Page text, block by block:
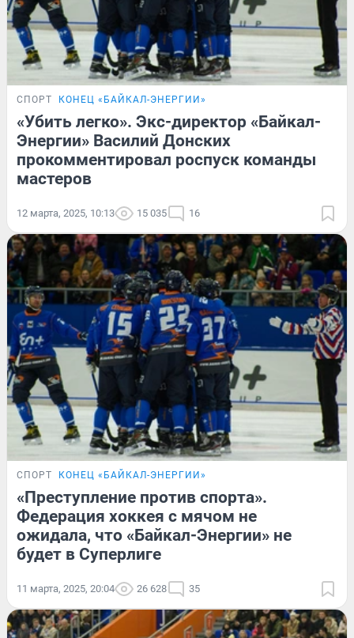
СПОРТ КОНЕЦ «БАЙКАЛ-ЭНЕРГИИ»
«Убить легко». Экс-директор «Байкал-
Энергии» Василий Донских
прокомментировал роспуск команды
мастеров
12 марта, 2025, 10:13 15 035 16
СПОРТ КОНЕЦ «БАЙКАЛ-ЭНЕРГИИ»
«Преступление против спорта».
Федерация хоккея с мячом не
ожидала, что «Байкал-Энергии» не
будет в Суперлиге
11 марта, 2025, 20:04 26 628 35